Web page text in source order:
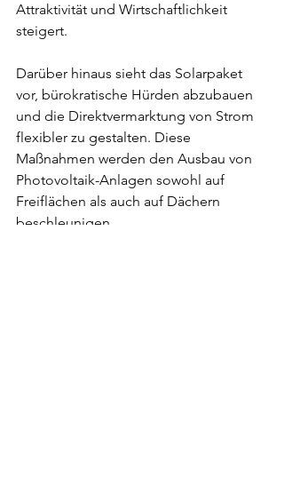
Attraktivität und Wirtschaftlichkeit
steigert.
Darüber hinaus sieht das Solarpaket
vor, bürokratische Hürden abzubauen
und die Direktvermarktung von Strom
flexibler zu gestalten. Diese
Maßnahmen werden den Ausbau von
Photovoltaik-Anlagen sowohl auf
Freiflächen als auch auf Dächern
beschleunigen.